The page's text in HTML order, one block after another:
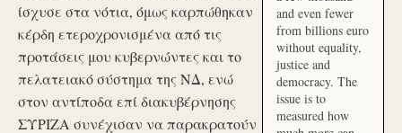
ίσχυσε στα νότια, όμως καρπώθηκαν
κέρδη ετεροχρονισμένα από τις
προτάσεις μου κυβερνώντες και το
πελατειακό σύστημα της ΝΔ, ενώ
στον αντίποδα επί διακυβέρνησης
ΣΥΡΙΖΑ συνέχισαν να παρακρατούν
and even fewer
from billions euro
without equality,
justice and
democracy. The
issue is to
measured how